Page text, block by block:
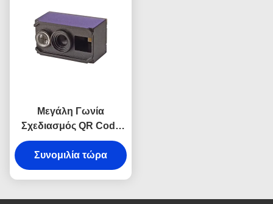
Μεγάλη Γωνία
Σχεδιασμός QR Code
Reader 1D 2D Barcode
Scan Engine για την
μηχανή εισιτηρίων
Συνομιλία τώρα